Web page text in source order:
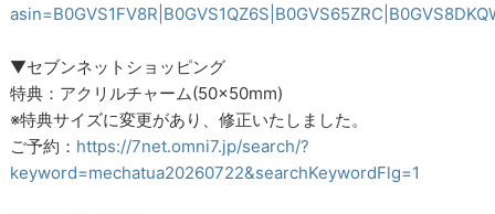
▼セブンネットショッピング
特典：アクリルチャーム(50×50mm)
※特典サイズに変更があり、修正いたしました。
ご予約： https://7net.omni7.jp/search/?
keyword=mechatua20260722&searchKeywordFlg=1